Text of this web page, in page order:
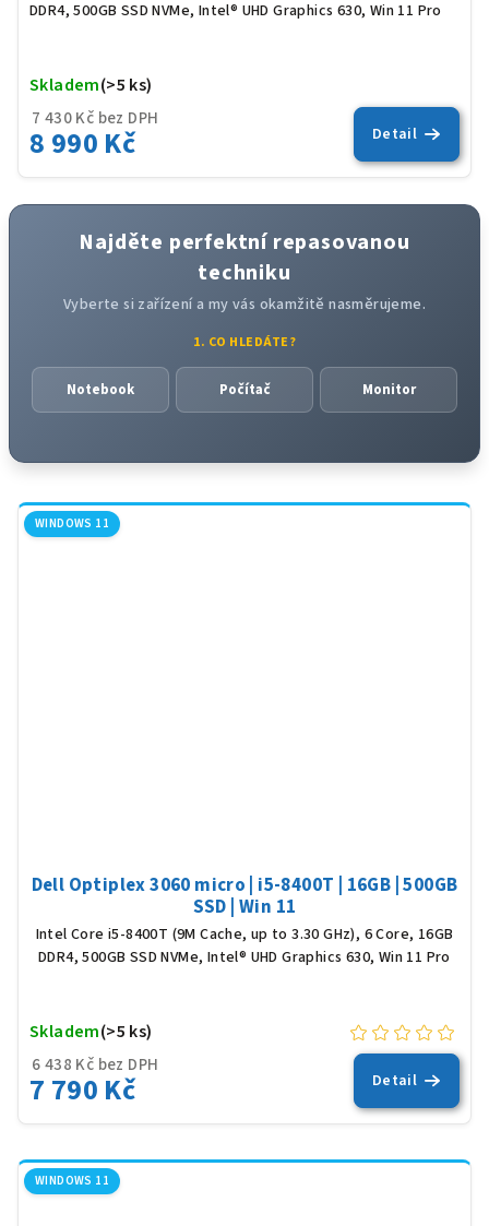
DDR4, 500GB SSD NVMe, Intel® UHD Graphics 630, Win 11 Pro
7 430 Kč bez DPH
8 990 Kč
Skladem(>5 ks)
je
5,0
z
Detail
Najděte perfektní repasovanou
techniku
Vyberte si zařízení a my vás okamžitě nasměrujeme.
1. CO HLEDÁTE?
Notebook Počítač Monitor
WINDOWS 11
Dell Optiplex 3060 micro | i5-8400T | 16GB | 500GB
SSD | Win 11
Intel Core i5-8400T (9M Cache, up to 3.30 GHz), 6 Core, 16GB
DDR4, 500GB SSD NVMe, Intel® UHD Graphics 630, Win 11 Pro
6 438 Kč bez DPH
7 790 Kč
Skladem(>5 ks)
Detail
WINDOWS 11